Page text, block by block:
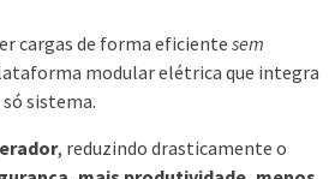
cargas de forma eficiente sem
modular elétrica que integra
sistema.
, reduzindo drasticamente o